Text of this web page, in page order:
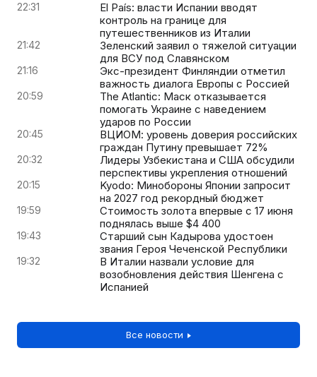
22:31
El País: власти Испании вводят
контроль на границе для
путешественников из Италии
21:42
Зеленский заявил о тяжелой ситуации
для ВСУ под Славянском
21:16
Экс-президент Финляндии отметил
важность диалога Европы с Россией
20:59
The Atlantic: Маск отказывается
помогать Украине с наведением
ударов по России
20:45
ВЦИОМ: уровень доверия российских
граждан Путину превышает 72%
20:32
Лидеры Узбекистана и США обсудили
перспективы укрепления отношений
20:15
Kyodo: Минобороны Японии запросит
на 2027 год рекордный бюджет
19:59
Стоимость золота впервые с 17 июня
поднялась выше $4 400
19:43
Старший сын Кадырова удостоен
звания Героя Чеченской Республики
19:32
В Италии назвали условие для
возобновления действия Шенгена с
Испанией
Все новости